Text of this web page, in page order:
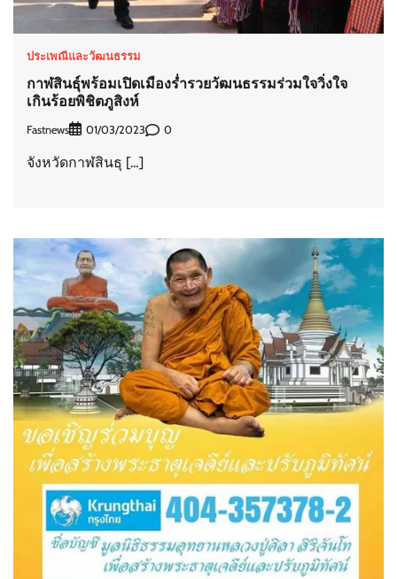
ประเพณีและวัฒนธรรม
กาฬสินธุ์พร้อมเปิดเมืองร่ำรวยวัฒนธรรมร่วมใจวิ่งใจ
เกินร้อยพิชิตภูสิงห์
Fastnews 01/03/2023 0
จังหวัดกาฬสินธุ […]